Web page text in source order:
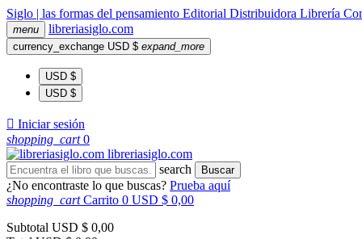
Siglo | las formas del pensamiento Editorial Distribuidora Librería
menu libreriasiglo.com
currency_exchange USD $ expand_more
USD $
USD $
 Iniciar sesión
shopping_cart 0
libreriasiglo.com
search
Buscar
¿No encontraste lo que buscas? Prueba aquí
shopping_cart Carrito 0 USD $ 0,00
Subtotal USD $ 0,00